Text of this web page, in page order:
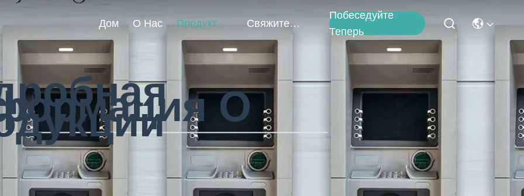
Дом О Нас Продукты Свяжитесь Мы
Побеседуйте
Теперь
О